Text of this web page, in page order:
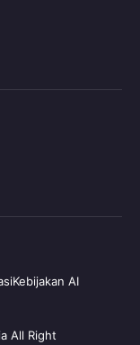
All Right
Kebijakan AI